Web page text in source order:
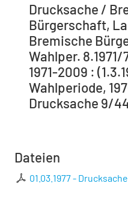
Drucksache /
Bürgerschaft,
Bremische
Wahlper. 8.1971/
1971-2009 :
Wahlperiode,
Drucksache 9/
Dateien
01.03.1977 -